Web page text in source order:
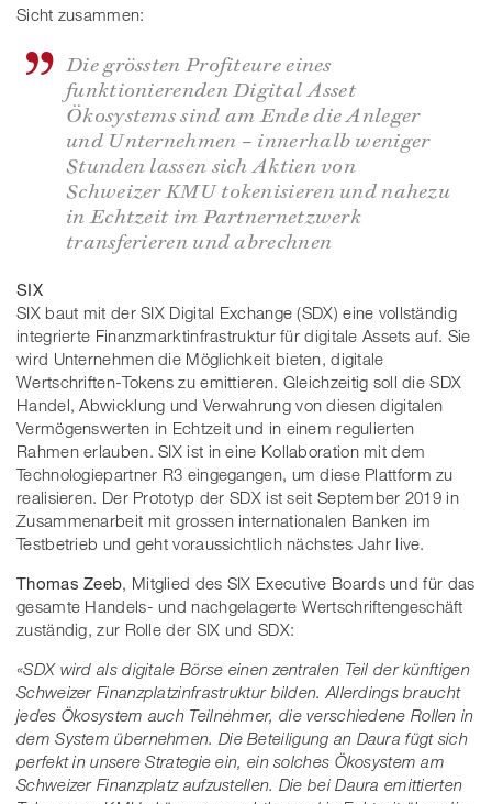
Sicht zusammen:
Die grössten Profiteure eines
funktionierenden Digital Asset
Ökosystems sind am Ende die Anleger
und Unternehmen – innerhalb weniger
Stunden lassen sich Aktien von
Schweizer KMU tokenisieren und nahezu
in Echtzeit im Partnernetzwerk
transferieren und abrechnen
SIX
SIX baut mit der SIX Digital Exchange (SDX) eine vollständig
integrierte Finanzmarktinfrastruktur für digitale Assets auf. Sie
wird Unternehmen die Möglichkeit bieten, digitale
Wertschriften-Tokens zu emittieren. Gleichzeitig soll die SDX
Handel, Abwicklung und Verwahrung von diesen digitalen
Vermögenswerten in Echtzeit und in einem regulierten
Rahmen erlauben. SIX ist in eine Kollaboration mit dem
Technologiepartner R3 eingegangen, um diese Plattform zu
realisieren. Der Prototyp der SDX ist seit September 2019 in
Zusammenarbeit mit grossen internationalen Banken im
Testbetrieb und geht voraussichtlich nächstes Jahr live.
Thomas Zeeb , Mitglied des SIX Executive Boards und für das
gesamte Handels- und nachgelagerte Wertschriftengeschäft
zuständig, zur Rolle der SIX und SDX:
«SDX wird als digitale Börse einen zentralen Teil der künftigen
Schweizer Finanzplatzinfrastruktur bilden. Allerdings braucht
jedes Ökosystem auch Teilnehmer, die verschiedene Rollen in
dem System übernehmen. Die Beteiligung an Daura fügt sich
perfekt in unsere Strategie ein, ein solches Ökosystem am
Schweizer Finanzplatz aufzustellen. Die bei Daura emittierten